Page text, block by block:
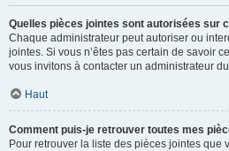
Quelles pièces jointes sont autorisées sur
Chaque administrateur peut autoriser ou
jointes. Si vous n’êtes pas certain de savoir
vous invitons à contacter un administrateur
Haut
Comment puis-je retrouver toutes mes
Pour retrouver la liste des pièces jointes que